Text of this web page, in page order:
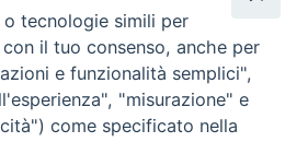
tecnologie simili per
il tuo consenso, anche per
e funzionalità semplici",
"misurazione" e
come specificato nella